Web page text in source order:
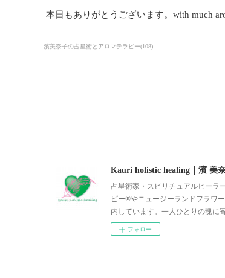
本日もありがとうございます。with much
濱美奈子の占星術とアロマテラピー(108)
Kauri holistic healing｜濱 美
占星術家・スピリチュアルヒーラ
ピー®やニュージーランドフラワ
内しています。一人ひとりの魂に
フォロー